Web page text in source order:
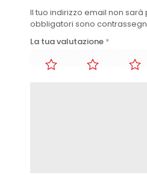
Il tuo indirizzo email non sarà
obbligatori sono
La tua valutazione *